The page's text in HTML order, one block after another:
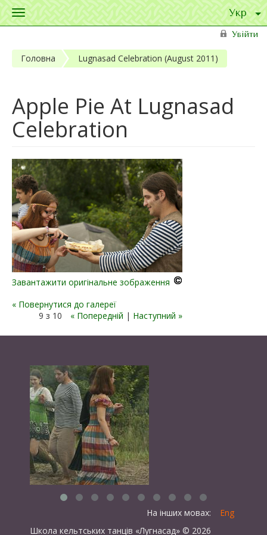
Toggle
Увійти
Головна Lugnasad Celebration (August 2011)
Apple Pie At Lugnasad
Celebration
Завантажити оригінальне зображення
« Повернутися до галереї
9 з 10
« Попередній | Наступний »
На інших мовах:
Eng
Школа кельтських танців «Лугнасад» © 2026